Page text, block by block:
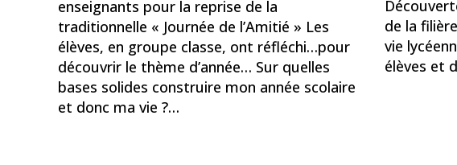
enseignants pour la reprise de la
traditionnelle « Journée de l’Amitié » Les
élèves, en groupe classe, ont réfléchi…pour
découvrir le thème d’année… Sur quelles
bases solides construire mon année scolaire
et donc ma vie ?…
de la
vie
élèves et